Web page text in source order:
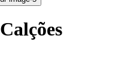
Calções